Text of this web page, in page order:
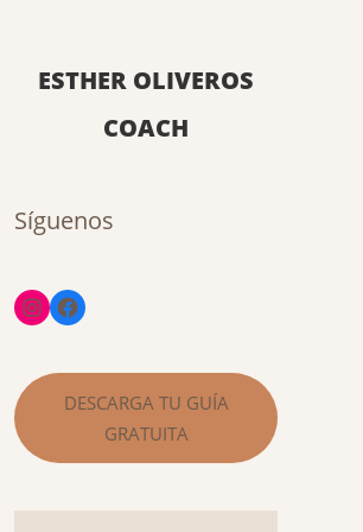
ESTHER OLIVEROS
COACH
Síguenos
DESCARGA TU GUÍA
GRATUITA